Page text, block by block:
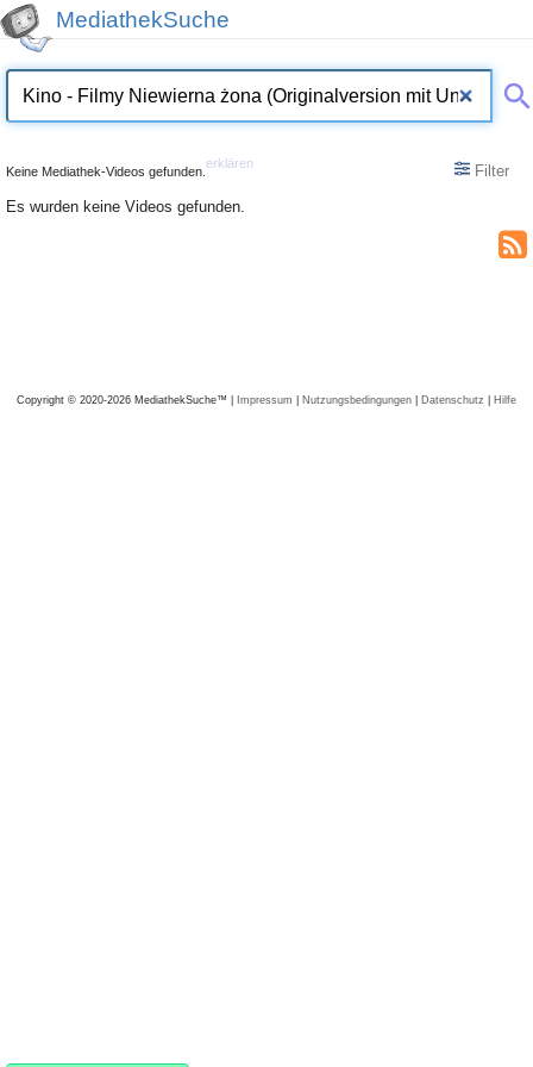
MediathekSuche
Keine Mediathek-Videos gefunden.
erklären
Filter
Es wurden keine Videos gefunden.
Copyright © 2020-2026 MediathekSuche™ | Impressum | Nutzungsbedingungen | Datenschutz | Hilfe